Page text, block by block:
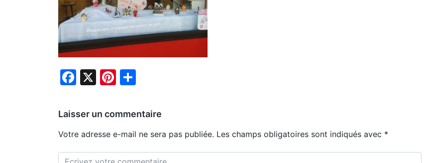
Facebook
X Pinterest
Laisser un commentaire
Votre adresse e-mail ne sera pas publiée. Les champs obligatoires sont indiqués avec *